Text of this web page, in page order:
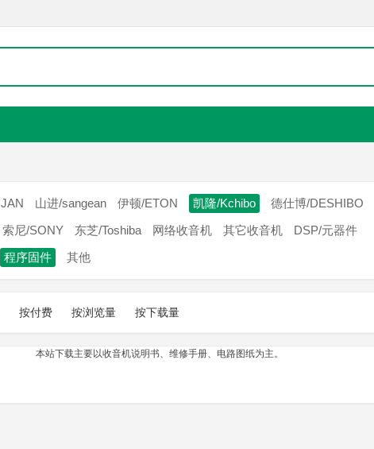
山进/sangean 伊顿/ETON 凯隆/Kchibo 德仕博/DESHIBO
索尼/SONY 东芝/Toshiba 网络收音机 其它收音机
DSP/元器件
程序固件 其他
按付费 按浏览量 按下载量
本站下载主要以收音机说明书、维修手册、电路图纸为主。